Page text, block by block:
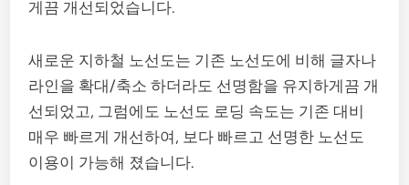
게끔 개선되었습니다.
새로운 지하철 노선도는 기존 노선도에 비해 글자나
라인을 확대/축소 하더라도 선명함을 유지하게끔 개
선되었고, 그럼에도 노선도 로딩 속도는 기존 대비
매우 빠르게 개선하여, 보다 빠르고 선명한 노선도
이용이 가능해 졌습니다.